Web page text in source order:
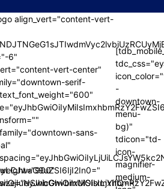
align_vert="content-vert-
6"
vert-center"
serif-
sans-
-
downtown-
menu-
bg)"
tdicon="td-
icon-
magnifier-
medium-